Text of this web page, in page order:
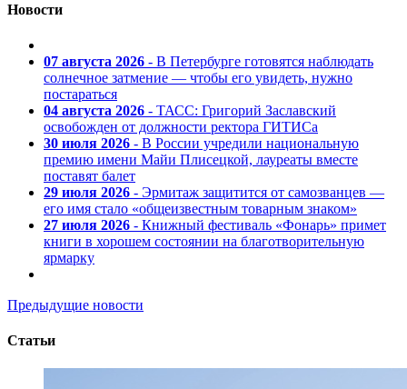
Новости
07 августа 2026 - В Петербурге готовятся наблюдать
солнечное затмение — чтобы его увидеть, нужно
постараться
04 августа 2026 - ТАСС: Григорий Заславский
освобожден от должности ректора ГИТИСа
30 июля 2026 - В России учредили национальную
премию имени Майи Плисецкой, лауреаты вместе
поставят балет
29 июля 2026 - Эрмитаж защитится от самозванцев —
его имя стало «общеизвестным товарным знаком»
27 июля 2026 - Книжный фестиваль «Фонарь» примет
книги в хорошем состоянии на благотворительную
ярмарку
Предыдущие новости
Статьи